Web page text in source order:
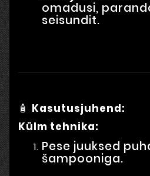
omadusi,
seisundit.
🧴 Kasutusjuhend:
Külm tehnika:
Pese juuksed
šampooniga.